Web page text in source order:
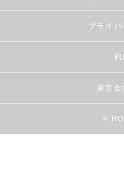
プライ
運営会
©